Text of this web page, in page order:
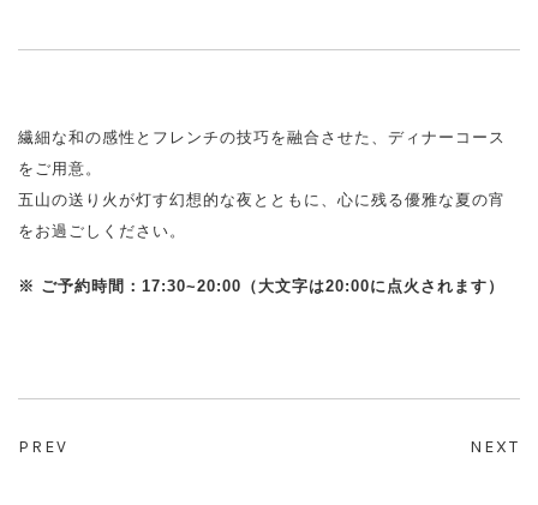
繊細な和の感性とフレンチの技巧を融合させた、ディナーコース
をご用意。
五山の送り火が灯す幻想的な夜とともに、心に残る優雅な夏の宵
をお過ごしください。
※ ご予約時間：17:30~20:00（大文字は20:00に点火されます）
PREV NEXT